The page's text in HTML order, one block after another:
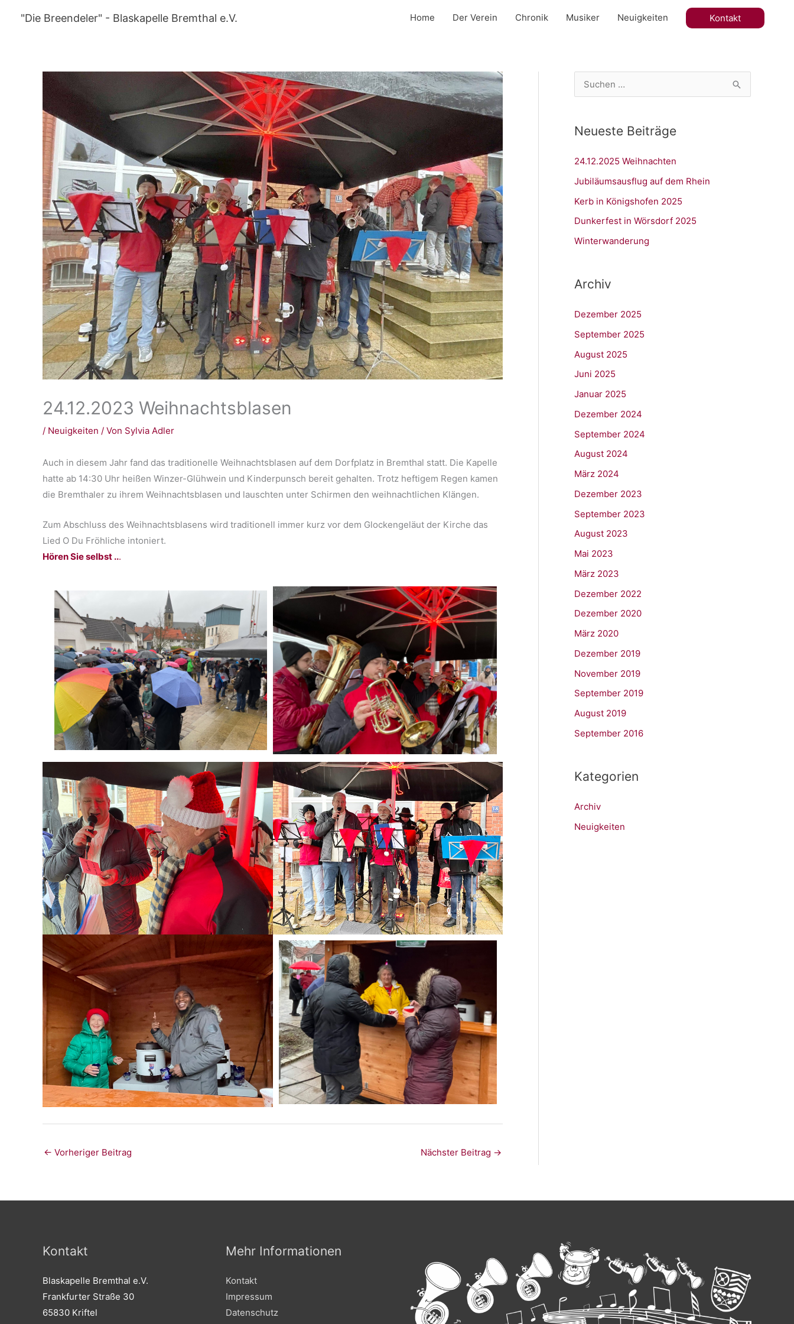
"Die Breendeler" - Blaskapelle Bremthal e.V. Home Der Verein Chronik Musiker Neuigkeiten Kontakt
24.12.2023 Weihnachtsblasen
/ Neuigkeiten / Von Sylvia Adler
Auch in diesem Jahr fand das traditionelle Weihnachtsblasen auf dem Dorfplatz in Bremthal statt. Die Kapelle
hatte ab 14:30 Uhr heißen Winzer-Glühwein und Kinderpunsch bereit gehalten. Trotz heftigem Regen kamen
die Bremthaler zu ihrem Weihnachtsblasen und lauschten unter Schirmen den weihnachtlichen Klängen.
Zum Abschluss des Weihnachtsblasens wird traditionell immer kurz vor dem Glockengeläut der Kirche das
Lied O Du Fröhliche intoniert.
Hören Sie selbst ...
← Vorheriger Beitrag Nächster Beitrag →
u
h
n
n
a
c
h
Neueste Beiträge
24.12.2025 Weihnachten
Jubiläumsausflug auf dem Rhein
Kerb in Königshofen 2025
Dunkerfest in Wörsdorf 2025
Winterwanderung
Archiv
Dezember 2025
September 2025
August 2025
Juni 2025
Januar 2025
Dezember 2024
September 2024
August 2024
März 2024
Dezember 2023
September 2023
August 2023
Mai 2023
März 2023
Dezember 2022
Dezember 2020
März 2020
Dezember 2019
November 2019
September 2019
August 2019
September 2016
Kategorien
Archiv
Neuigkeiten
Kontakt
Blaskapelle Bremthal e.V.
Frankfurter Straße 30
65830 Kriftel
Mehr Informationen
Kontakt
Impressum
Datenschutz